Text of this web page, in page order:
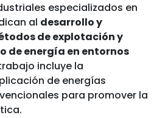
especializados en
al desarrollo y
de explotación y
de energía en entornos
incluye la
de energías
para promover la